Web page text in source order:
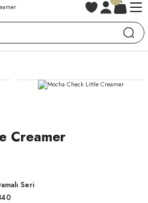
Creamer
Seri